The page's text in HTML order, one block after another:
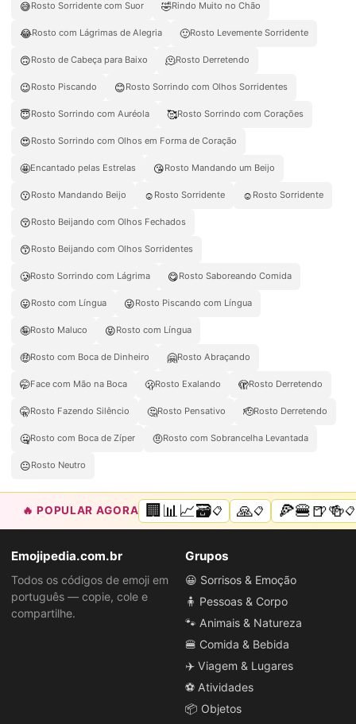
😅Rosto Sorridente com Suor 🤣Rindo Muito no Chão
😂Rosto com Lágrimas de Alegria 🙂Rosto Levemente Sorridente
🙃Rosto de Cabeça para Baixo 🫠Rosto Derretendo
😉Rosto Piscando 😊Rosto Sorrindo com Olhos Sorridentes
😇Rosto Sorrindo com Auréola 🥰Rosto Sorrindo com Corações
😍Rosto Sorrindo com Olhos em Forma de Coração
🤩Encantado pelas Estrelas 😘Rosto Mandando um Beijo
😗Rosto Mandando Beijo ☺️ Rosto Sorridente ☺ Rosto Sorridente
😚Rosto Beijando com Olhos Fechados
😙Rosto Beijando com Olhos Sorridentes
🥲Rosto Sorrindo com Lágrima 😋Rosto Saboreando Comida
😛Rosto com Língua 😜Rosto Piscando com Língua
🤪Rosto Maluco 😝Rosto com Língua
🤑Rosto com Boca de Dinheiro 🤗Rosto Abraçando
🤭Face com Mão na Boca 🫢Rosto Exalando 🫣Rosto Derretendo
🤫Rosto Fazendo Silêncio 🤔Rosto Pensativo 🫡Rosto Derretendo
🤐Rosto com Boca de Zíper 🤨Rosto com Sobrancelha Levantada
😐Rosto Neutro
🔥 POPULAR AGORA 🏢📊📈🗃️📋 🙏📋 🍕🍔🍺🍻📋
Emojipedia.com.br
Todos os códigos de emoji em
português — copie, cole e
compartilhe.
Grupos
😀 Sorrisos & Emoção
🧍 Pessoas & Corpo
🐾 Animais & Natureza
🍔 Comida & Bebida
✈️ Viagem & Lugares
⚽ Atividades
📦 Objetos